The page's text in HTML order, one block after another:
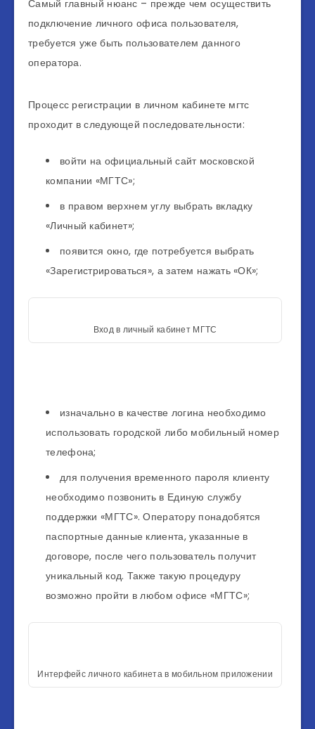
Самый главный нюанс – прежде чем осуществить
подключение личного офиса пользователя,
требуется уже быть пользователем данного
оператора.
Процесс регистрации в личном кабинете мгтс
проходит в следующей последовательности:
войти на официальный сайт московской
компании «МГТС»;
в правом верхнем углу выбрать вкладку
«Личный кабинет»;
появится окно, где потребуется выбрать
«Зарегистрироваться», а затем нажать «ОК»;
Вход в личный кабинет МГТС
изначально в качестве логина необходимо
использовать городской либо мобильный номер
телефона;
для получения временного пароля клиенту
необходимо позвонить в Единую службу
поддержки «МГТС». Оператору понадобятся
паспортные данные клиента, указанные в
договоре, после чего пользователь получит
уникальный код. Также такую процедуру
возможно пройти в любом офисе «МГТС»;
Интерфейс личного кабинета в мобильном приложении